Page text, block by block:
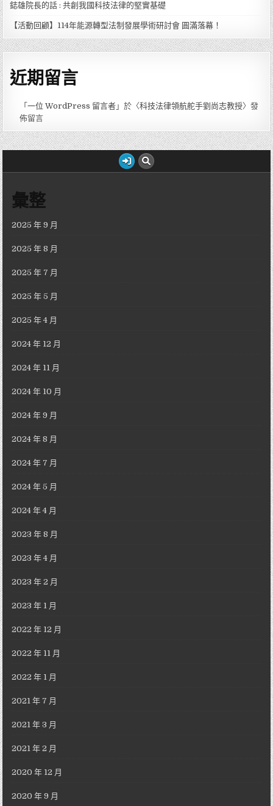
鋕雄院長的話 : 共創我國科技法律的堅實基礎
【活動回顧】114年能源轉型法制發展學術研討會 圓滿落幕！
近期留言
「一位 WordPress 留言者 」於〈科技法律領航舵手劉尚志教授〉發
佈留言
彙整
2025 年 9 月
2025 年 8 月
2025 年 7 月
2025 年 5 月
2025 年 4 月
2024 年 12 月
2024 年 11 月
2024 年 10 月
2024 年 9 月
2024 年 8 月
2024 年 7 月
2024 年 5 月
2024 年 4 月
2023 年 8 月
2023 年 4 月
2023 年 2 月
2023 年 1 月
2022 年 12 月
2022 年 11 月
2022 年 1 月
2021 年 7 月
2021 年 3 月
2021 年 2 月
2020 年 12 月
2020 年 9 月